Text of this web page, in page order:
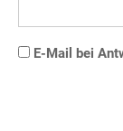
E-Mail bei